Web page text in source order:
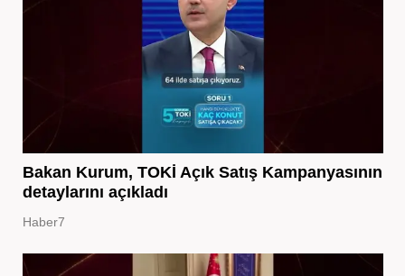
Bakan Kurum, TOKİ Açık Satış Kampanyasının
detaylarını açıkladı
Haber7